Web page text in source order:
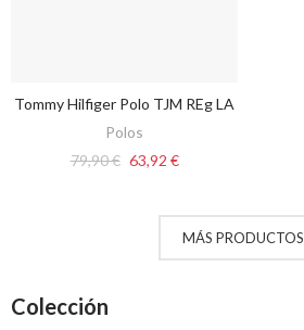
VER OPCIONES
Tommy Hilfiger Polo TJM REg LA
Polos
79,90 € 63,92 €
MÁS PRODUCTOS
Colección